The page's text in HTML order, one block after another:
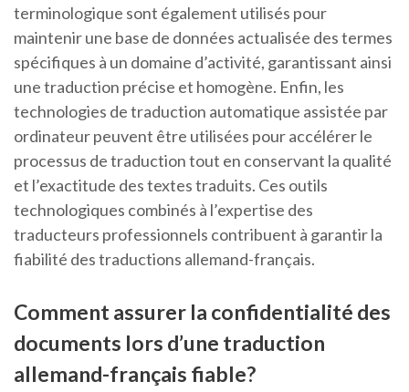
terminologique sont également utilisés pour
maintenir une base de données actualisée des termes
spécifiques à un domaine d’activité, garantissant ainsi
une traduction précise et homogène. Enfin, les
technologies de traduction automatique assistée par
ordinateur peuvent être utilisées pour accélérer le
processus de traduction tout en conservant la qualité
et l’exactitude des textes traduits. Ces outils
technologiques combinés à l’expertise des
traducteurs professionnels contribuent à garantir la
fiabilité des traductions allemand-français.
Comment assurer la confidentialité des
documents lors d’une traduction
allemand-français fiable?